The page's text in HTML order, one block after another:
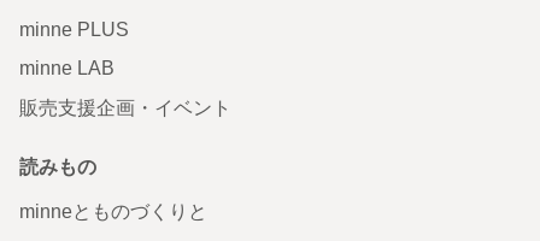
minne PLUS
minne LAB
販売支援企画・イベント
読みもの
minneとものづくりと